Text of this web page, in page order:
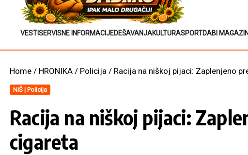
VESTISERVISNE INFORMACIJEDEŠAVANJAKULTURASPORTDABI
Home / HRONIKA / Policija / Racija na niškoj pijaci: Zaplenjeno
NIŠ | Policija
Racija na niškoj pijaci:
cigareta